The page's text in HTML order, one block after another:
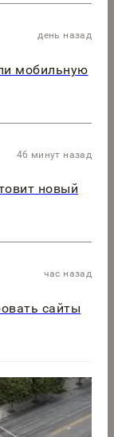
день назад
мобильную
46 минут назад
новый
час назад
сайты